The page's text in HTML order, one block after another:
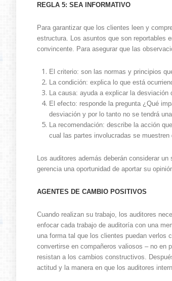
REGLA 5: SEA INFORMATIVO
Para garantizar que los clientes leen y
estructura. Los asuntos que son reportables
convincente. Para asegurar que las
El criterio: son las normas y principios
La condición: explica lo que está
La causa: ayuda a explicar la
El efecto: responde la pregunta ¿Qué
desviación y por lo tanto no se tendrá
La recomendación: describe la acción
cual las partes involucradas se muestren
Los auditores además deberán considerar
gerencia una oportunidad de aportar su
AGENTES DE CAMBIO POSITIVOS
Cuando realizan su trabajo, los auditores
enfocar cada trabajo de auditoría con una
una forma tal que los clientes puedan verlos
convertirse en compañeros valiosos – no en
resistan a los cambios constructivos.
actitud y la manera en que los auditores